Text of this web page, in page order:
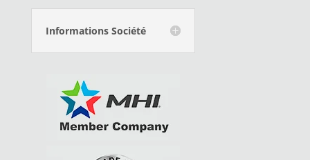
Informations Société